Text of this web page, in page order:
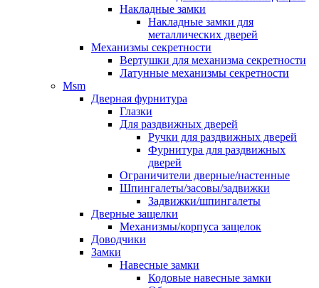
Накладные замки
Накладные замки для
металлических дверей
Механизмы секретности
Вертушки для механизма секретности
Латунные механизмы секретности
Msm
Дверная фурнитура
Глазки
Для раздвижных дверей
Ручки для раздвижных дверей
Фурнитура для раздвижных
дверей
Ограничители дверные/настенные
Шпингалеты/засовы/задвижки
Задвижки/шпингалеты
Дверные защелки
Механизмы/корпуса защелок
Доводчики
Замки
Навесные замки
Кодовые навесные замки